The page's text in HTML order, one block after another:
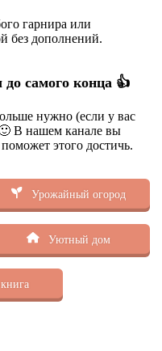
гарнира или
без дополнений.
до самого конца 👍
нужно (если у вас
В нашем канале вы
этого достичь.
Урожайный огород
Уютный дом